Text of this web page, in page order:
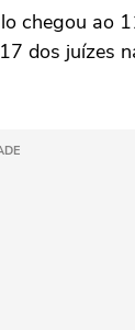
chegou ao
dos juízes